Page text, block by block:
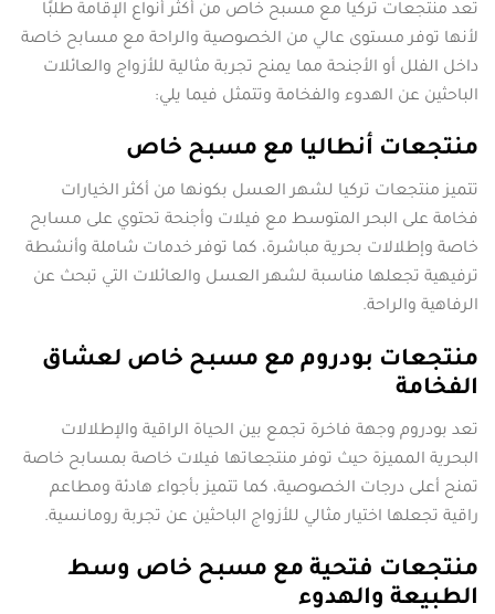
تعد منتجعات تركيا مع مسبح خاص من أكثر أنواع الإقامة طلبًا
لأنها توفر مستوى عالي من الخصوصية والراحة مع مسابح خاصة
داخل الفلل أو الأجنحة مما يمنح تجربة مثالية للأزواج والعائلات
الباحثين عن الهدوء والفخامة وتتمثل فيما يلي:
منتجعات أنطاليا مع مسبح خاص
تتميز منتجعات تركيا لشهر العسل بكونها من أكثر الخيارات
فخامة على البحر المتوسط مع فيلات وأجنحة تحتوي على مسابح
خاصة وإطلالات بحرية مباشرة، كما توفر خدمات شاملة وأنشطة
ترفيهية تجعلها مناسبة لشهر العسل والعائلات التي تبحث عن
الرفاهية والراحة.
منتجعات بودروم مع مسبح خاص لعشاق
الفخامة
تعد بودروم وجهة فاخرة تجمع بين الحياة الراقية والإطلالات
البحرية المميزة حيث توفر منتجعاتها فيلات خاصة بمسابح خاصة
تمنح أعلى درجات الخصوصية، كما تتميز بأجواء هادئة ومطاعم
راقية تجعلها اختيار مثالي للأزواج الباحثين عن تجربة رومانسية.
منتجعات فتحية مع مسبح خاص وسط
الطبيعة والهدوء